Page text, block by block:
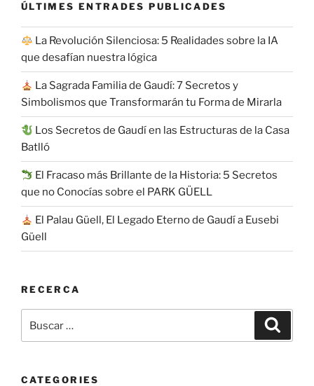
ÚLTIMES ENTRADES PUBLICADES
La Revolución Silenciosa: 5 Realidades sobre la IA
que desafían nuestra lógica
La Sagrada Familia de Gaudí: 7 Secretos y
Simbolismos que Transformarán tu Forma de Mirarla
Los Secretos de Gaudí en las Estructuras de la Casa
Batlló
El Fracaso más Brillante de la Historia: 5 Secretos
que no Conocías sobre el PARK GÜELL
El Palau Güell, El Legado Eterno de Gaudí a Eusebi
Güell
RECERCA
por:
CATEGORIES